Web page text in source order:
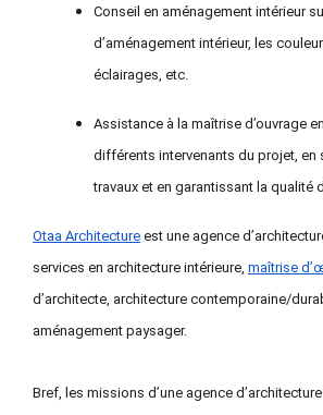
Conseil en aménagement intérieur
d’aménagement intérieur, les
éclairages, etc.
Assistance à la maîtrise d’ouvrage
différents intervenants du projet, en
travaux et en garantissant la qualité
Otaa Architecture est une agence
services en architecture intérieure, maîtrise
d’architecte, architecture contemporaine/
aménagement paysager.
Bref, les missions d’une agence